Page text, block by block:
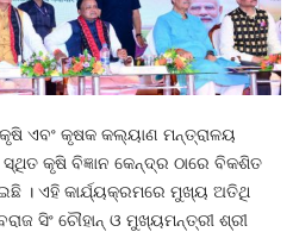
ଏବଂ କୃଷକ କଲ୍ୟାଣ ମନ୍ତ୍ରାଳୟ
କୃଷି ବିଜ୍ଞାନ କେନ୍ଦ୍ର ଠାରେ ବିକଶିତ
। ଏହି କାର୍ଯ୍ୟକ୍ରମରେ ମୁଖ୍ୟ ଅତିଥି
ସିଂ ଚୌହାନ୍‌ ଓ ମୁଖ୍ୟମନ୍ତ୍ରୀ ଶ୍ରୀ